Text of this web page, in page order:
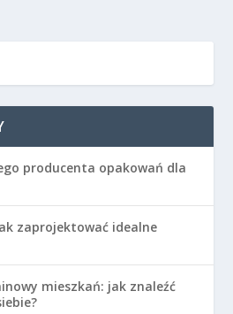
producenta opakowań dla
zaprojektować idealne
mieszkań: jak znaleźć